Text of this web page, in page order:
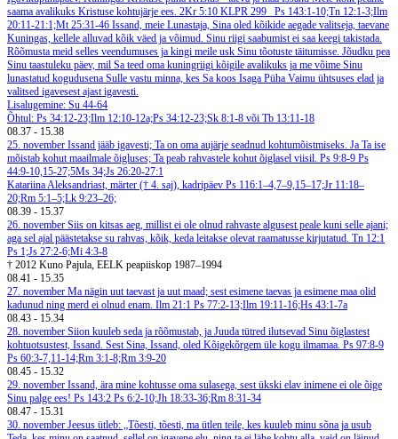
saama avalikuks Kristuse kohtujärje ees. 2Kr 5:10 KLPR 299
Ps 143:1-10;Tn 12:1-3;Ilm
20:11-21:1;Mt 25:31-46 Issand, meie Lunastaja, Sina oled kõikide aegade valitseja, taevane
Kuningas, kellele alluvad kõik väed ja võimud. Sinu riigi saabumist ei saa keegi takistada.
Rõõmusta meid selles veendumuses ja kingi meile usk Sinu tõotuste täitumisse. Jõudku pea
Sinu taastuleku päev, mil Sa teed oma kuningriigi kõigile avalikuks ja me võime Sinu
lunastatud kogudusena Sulle vastu minna, kes Sa koos Isaga Püha Vaimu ühtsuses elad ja
valitsed igavesest ajast igavesti.
Lisalugemine: Su 44-64
Õhtul: Ps 34:12-23;Ilm 12:10-12a;Ps 34:12-23;Sk 8:1-8 või Tb 13:11-18
08.37 - 15.38
25. november Issand jääb igavesti; Ta on oma aujärje seadnud kohtumõistmiseks. Ja Ta ise
mõistab kohut maailmale õigluses; Ta peab rahvastele kohut õiglasel viisil. Ps 9:8-9 Ps
44:9-10,15-27;5Ms 34;Js 26:20-27:1
Katariina Aleksandriast, märter († 4. saj), kadripäev Ps 116:1–4,7–9,15–17;Jr 11:18–
20;Rm 5:1–5;Lk 9:23–26;
08.39 - 15.37
26. november Siis on kitsas aeg, millist ei ole olnud rahvaste algusest peale kuni selle ajani;
aga sel ajal päästetakse su rahvas, kõik, keda leitakse olevat raamatusse kirjutatud. Tn 12:1
Ps 1;Js 27:2-6;Mi 4:3-8
† 2012 Kuno Pajula, EELK peapiiskop 1987–1994
08.41 - 15.35
27. november Ma nägin uut taevast ja uut maad; sest esimene taevas ja esimene maa olid
kadunud ning merd ei olnud enam. Ilm 21:1 Ps 77:2-13;Ilm 19:11-16;Hs 43:1-7a
08.43 - 15.34
28. november Siion kuuleb seda ja rõõmustab, ja Juuda tütred ilutsevad Sinu õiglastest
kohtuotsustest, Issand. Sest Sina, Issand, oled Kõigekõrgem üle kogu ilmamaa. Ps 97:8-9
Ps 60:3-7,11-14;Rm 3:1-8;Rm 3:9-20
08.45 - 15.32
29. november Issand, ära mine kohtusse oma sulasega, sest ükski elav inimene ei ole õige
Sinu palge ees! Ps 143:2 Ps 6:2-10;Jh 18:33-36;Rm 8:31-34
08.47 - 15.31
30. november Jeesus ütleb: „Tõesti, tõesti, ma ütlen teile, kes kuuleb minu sõna ja usub